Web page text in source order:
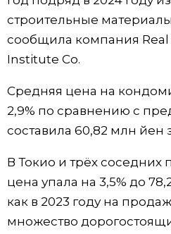
Люди
Блог
Политика
Экономика
Культура
Популярные статьи
Японский язык
Японский калейдоскоп
Семья
Еда и напитки
строительные
сообщила компания
Institute Co.
Средняя цена на
2,9% по сравнению с
составила 60,82 млн йен
В Токио и трёх соседних
цена упала на 3,5% до
как в 2023 году на
множество